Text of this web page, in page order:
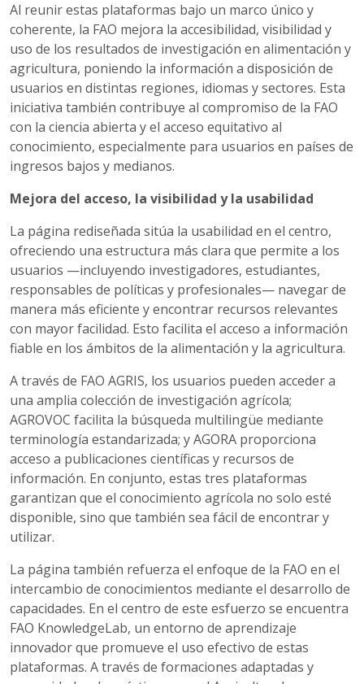
Al reunir estas plataformas bajo un marco único y
coherente, la FAO mejora la accesibilidad, visibilidad y
uso de los resultados de investigación en alimentación y
agricultura, poniendo la información a disposición de
usuarios en distintas regiones, idiomas y sectores. Esta
iniciativa también contribuye al compromiso de la FAO
con la ciencia abierta y el acceso equitativo al
conocimiento, especialmente para usuarios en países de
ingresos bajos y medianos.
Mejora del acceso, la visibilidad y la usabilidad
La página rediseñada sitúa la usabilidad en el centro,
ofreciendo una estructura más clara que permite a los
usuarios —incluyendo investigadores, estudiantes,
responsables de políticas y profesionales— navegar de
manera más eficiente y encontrar recursos relevantes
con mayor facilidad. Esto facilita el acceso a información
fiable en los ámbitos de la alimentación y la agricultura.
A través de FAO AGRIS, los usuarios pueden acceder a
una amplia colección de investigación agrícola;
AGROVOC facilita la búsqueda multilingüe mediante
terminología estandarizada; y AGORA proporciona
acceso a publicaciones científicas y recursos de
información. En conjunto, estas tres plataformas
garantizan que el conocimiento agrícola no solo esté
disponible, sino que también sea fácil de encontrar y
utilizar.
La página también refuerza el enfoque de la FAO en el
intercambio de conocimientos mediante el desarrollo de
capacidades. En el centro de este esfuerzo se encuentra
FAO KnowledgeLab, un entorno de aprendizaje
innovador que promueve el uso efectivo de estas
plataformas. A través de formaciones adaptadas y